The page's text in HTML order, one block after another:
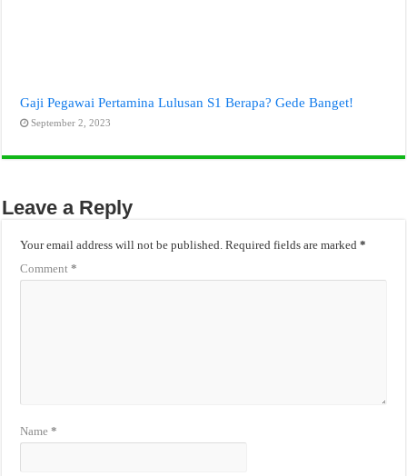
Gaji Pegawai Pertamina Lulusan S1 Berapa? Gede Banget!
September 2, 2023
Leave a Reply
Your email address will not be published. Required fields are marked*
Comment*
Name*